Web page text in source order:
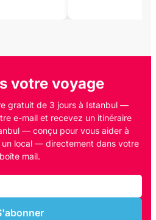
votre voyage
gratuit de 3 jours à Istanbul —
e-mail et recevez un itinéraire
— conçu pour vous aider à
local — directement dans votre
boîte mail.